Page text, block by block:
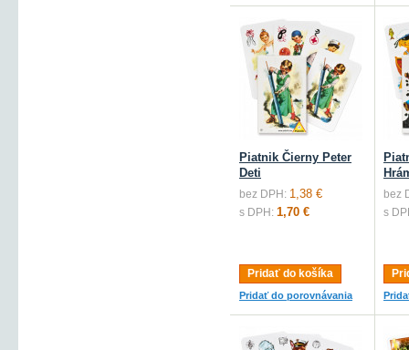
Piatnik Čierny Peter
Deti
bez DPH: 1,38 €
s DPH: 1,70 €
Pridať do košíka
Pridať do porovnávania
bez
s